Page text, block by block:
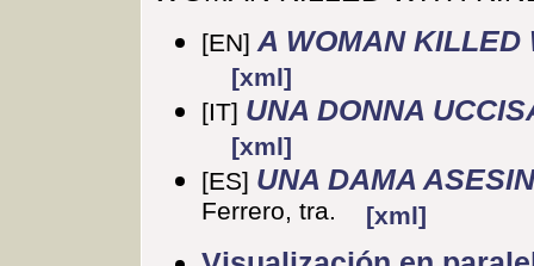
[EN] A WOMAN KILLED
[xml]
[IT] UNA DONNA
[xml]
[ES] UNA DAMA
Ferrero, tra.
[xml]